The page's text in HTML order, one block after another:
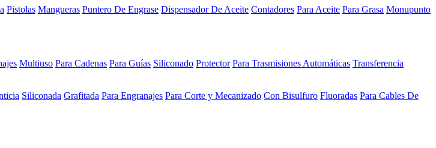
Pistolas Mangueras Puntero De Engrase Dispensador De Aceite Contadores Para Aceite Para Grasa Monupunto
Multiuso Para Cadenas Para Guías Siliconado Protector Para Trasmisiones Automáticas Transferencia
Siliconada Grafitada Para Engranajes Para Corte y Mecanizado Con Bisulfuro Fluoradas Para Cables De